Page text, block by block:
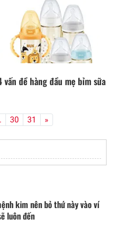
đề hàng đầu mẹ bỉm sữa
30 31 »
kim nên bỏ thứ này vào ví
luôn đến